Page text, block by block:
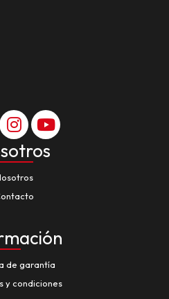
de garantía
y condiciones